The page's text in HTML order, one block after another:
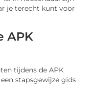
je terecht kunt voor
APK
tijdens de APK
stapsgewijze gids